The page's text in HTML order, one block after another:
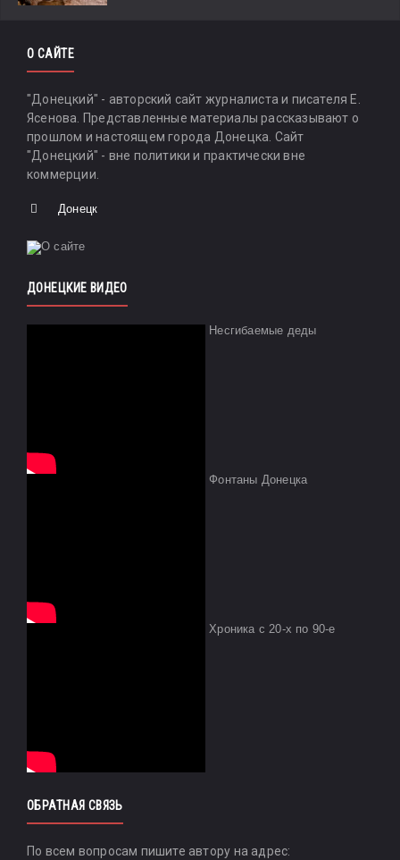
О САЙТЕ
"Донецкий" - авторский сайт журналиста и писателя Е.
Ясенова. Представленные материалы рассказывают о
прошлом и настоящем города Донецка. Сайт
"Донецкий" - вне политики и практически вне
коммерции.
Донецк
ДОНЕЦКИЕ ВИДЕО
Несгибаемые деды
Фонтаны Донецка
Хроника с 20-х по 90-е
ОБРАТНАЯ СВЯЗЬ
По всем вопросам пишите автору на адрес: